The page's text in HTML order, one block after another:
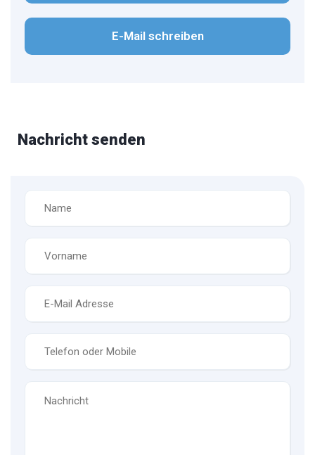
E-Mail schreiben
Nachricht senden
*